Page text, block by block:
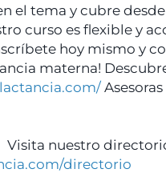
el tema y cubre
curso es flexible y
hoy mismo y
materna!
nuestro
directorio